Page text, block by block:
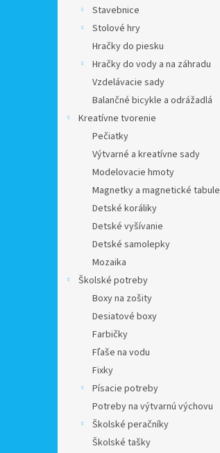
Stavebnice
Stolové hry
Hračky do piesku
Hračky do vody a na záhradu
Vzdelávacie sady
Balančné bicykle a odrážadlá
Kreatívne tvorenie
Pečiatky
Výtvarné a kreatívne sady
Modelovacie hmoty
Magnetky a magnetické tabule
Detské koráliky
Detské vyšívanie
Detské samolepky
Mozaika
Školské potreby
Boxy na zošity
Desiatové boxy
Farbičky
Fľaše na vodu
Fixky
Písacie potreby
Potreby na výtvarnú výchovu
Školské peračníky
Školské tašky